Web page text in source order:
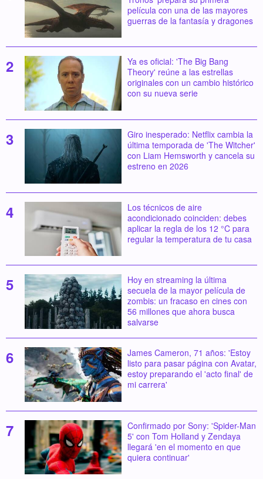
película con una de las mayores
guerras de la fantasía y dragones
Ya es oficial: 'The Big Bang
Theory' reúne a las estrellas
originales con un cambio histórico
con su nueva serie
Giro inesperado: Netflix cambia la
última temporada de 'The Witcher'
con Liam Hemsworth y cancela su
estreno en 2026
Los técnicos de aire
acondicionado coinciden: debes
aplicar la regla de los 12 °C para
regular la temperatura de tu casa
Hoy en streaming la última
secuela de la mayor película de
zombis: un fracaso en cines con
56 millones que ahora busca
salvarse
James Cameron, 71 años: 'Estoy
listo para pasar página con Avatar,
estoy preparando el 'acto final' de
mi carrera'
Confirmado por Sony: 'Spider-Man
5' con Tom Holland y Zendaya
llegará 'en el momento en que
quiera continuar'